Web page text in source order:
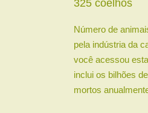
367 coelhos
Número de
pela indústria da
você acessou
inclui os bilhões
mortos